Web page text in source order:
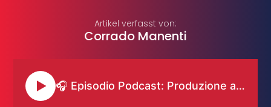
Artikel verfasst von:
Corrado Manenti